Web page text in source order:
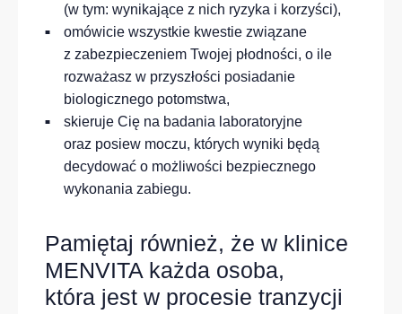
(w tym: wynikające z nich ryzyka i korzyści),
omówicie wszystkie kwestie związane
z zabezpieczeniem Twojej płodności, o ile
rozważasz w przyszłości posiadanie
biologicznego potomstwa,
skieruje Cię na badania laboratoryjne
oraz posiew moczu, których wyniki będą
decydować o możliwości bezpiecznego
wykonania zabiegu.
Pamiętaj również, że w klinice
MENVITA każda osoba,
która jest w procesie tranzycji